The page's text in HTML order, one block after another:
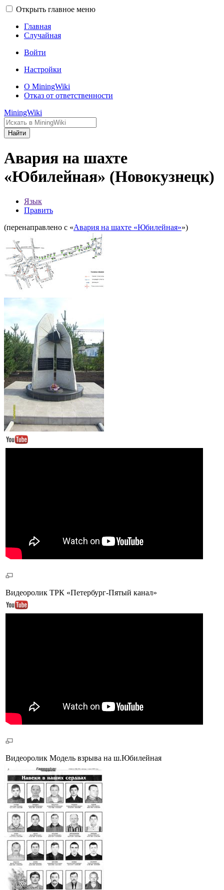
Открыть главное меню
Главная
Случайная
Войти
Настройки
О MiningWiki
Отказ от ответственности
MiningWiki
Найти
Авария на шахте
«Юбилейная» (Новокузнецк)
Язык
Править
(перенаправлено с «Авария на шахте «Юбилейная»»)
Видеоролик ТРК «Петербург-Пятый канал»
Видеоролик Модель взрыва на ш.Юбилейная